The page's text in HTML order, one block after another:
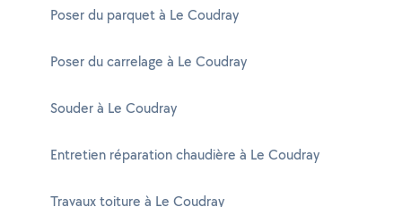
Poser du parquet à Le Coudray
Poser du carrelage à Le Coudray
Souder à Le Coudray
Entretien réparation chaudière à Le Coudray
Travaux toiture à Le Coudray